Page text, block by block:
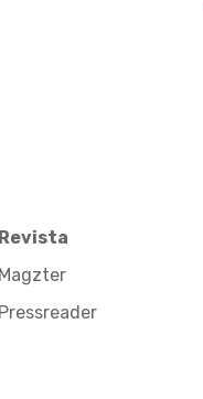
Revista
Magzter
Pressreader